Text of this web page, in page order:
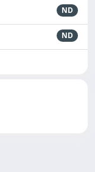
ND
ND